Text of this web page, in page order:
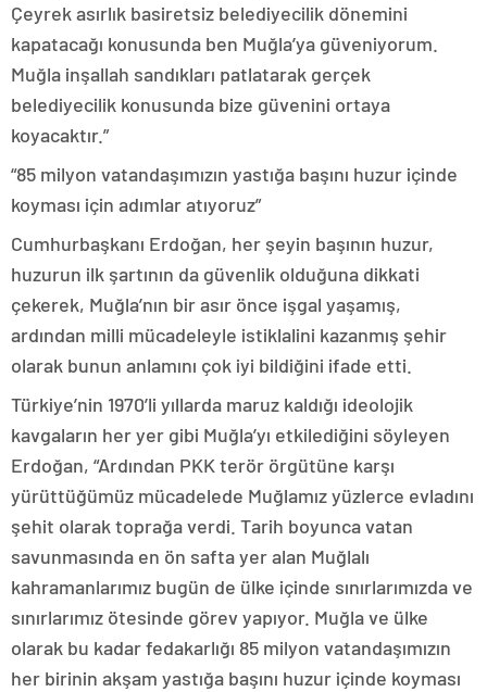
Çeyrek asırlık basiretsiz belediyecilik dönemini
kapatacağı konusunda ben Muğla’ya güveniyorum.
Muğla inşallah sandıkları patlatarak gerçek
belediyecilik konusunda bize güvenini ortaya
koyacaktır.”
“85 milyon vatandaşımızın yastığa başını huzur içinde
koyması için adımlar atıyoruz”
Cumhurbaşkanı Erdoğan, her şeyin başının huzur,
huzurun ilk şartının da güvenlik olduğuna dikkati
çekerek, Muğla’nın bir asır önce işgal yaşamış,
ardından milli mücadeleyle istiklalini kazanmış şehir
olarak bunun anlamını çok iyi bildiğini ifade etti.
Türkiye’nin 1970’li yıllarda maruz kaldığı ideolojik
kavgaların her yer gibi Muğla’yı etkilediğini söyleyen
Erdoğan, “Ardından PKK terör örgütüne karşı
yürüttüğümüz mücadelede Muğlamız yüzlerce evladını
şehit olarak toprağa verdi. Tarih boyunca vatan
savunmasında en ön safta yer alan Muğlalı
kahramanlarımız bugün de ülke içinde sınırlarımızda ve
sınırlarımız ötesinde görev yapıyor. Muğla ve ülke
olarak bu kadar fedakarlığı 85 milyon vatandaşımızın
her birinin akşam yastığa başını huzur içinde koyması